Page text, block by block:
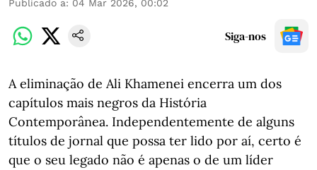
Publicado a: 04 Mar 2026, 00:02
Siga-nos
A eliminação de Ali Khamenei encerra um dos
capítulos mais negros da História
Contemporânea. Independentemente de alguns
títulos de jornal que possa ter lido por aí, certo é
que o seu legado não é apenas o de um líder